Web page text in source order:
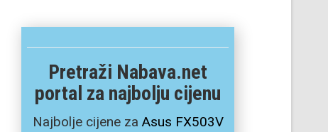
Pretraži Nabava.net
portal za najbolju cijenu
Najbolje cijene za Asus FX503V